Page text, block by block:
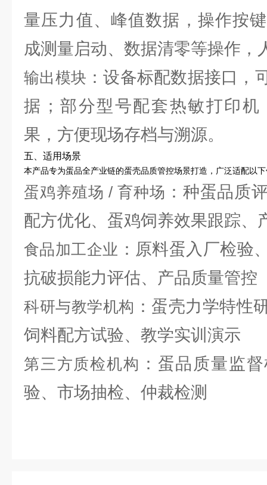
量压力值、峰值数据，操作按
成测量启动、数据清零等操作，
输出模块 ：设备标配数据接口，
据；部分型号配套热敏打印机
果，方便现场存档与溯源。
五、适用场景
本产品专为蛋品全产业链的蛋壳品质管控场景打造，广泛适配以
蛋鸡养殖场 / 育种场 ：种蛋品质
配方优化、蛋鸡饲养效果跟踪、
食品加工企业 ：原料蛋入厂检验
抗破损能力评估、产品质量管控
科研与教学机构 ：蛋壳力学特性
饲料配方试验、教学实训演示
第三方质检机构 ：蛋品质量监
验、市场抽检、仲裁检测